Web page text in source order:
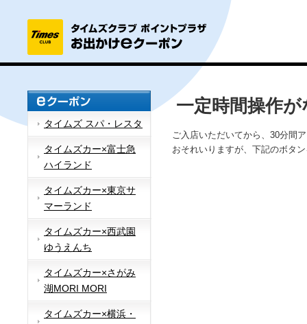
タイムズ スパ・レスタ
タイムズカー×富士急
ハイランド
タイムズカー×東京サ
マーランド
タイムズカー×西武園
ゆうえんち
タイムズカー×さがみ
湖MORI MORI
タイムズカー×横浜・
一定時間操作
ご入店いただいてから、30分間
おそれいりますが、下記のボタ